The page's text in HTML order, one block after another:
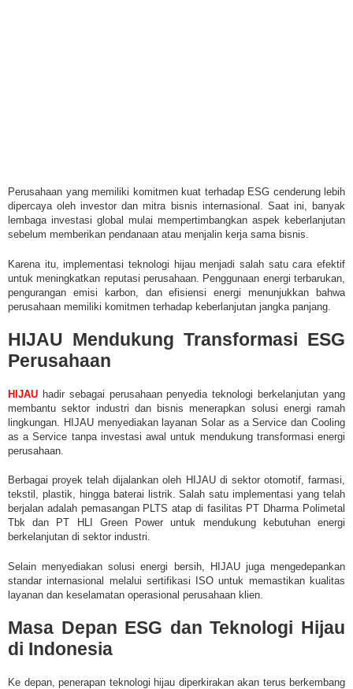
Perusahaan yang memiliki komitmen kuat terhadap ESG cenderung lebih
dipercaya oleh investor dan mitra bisnis internasional. Saat ini, banyak
lembaga investasi global mulai mempertimbangkan aspek keberlanjutan
sebelum memberikan pendanaan atau menjalin kerja sama bisnis.
Karena itu, implementasi teknologi hijau menjadi salah satu cara efektif
untuk meningkatkan reputasi perusahaan. Penggunaan energi terbarukan,
pengurangan emisi karbon, dan efisiensi energi menunjukkan bahwa
perusahaan memiliki komitmen terhadap keberlanjutan jangka panjang.
HIJAU Mendukung Transformasi ESG
Perusahaan
HIJAU hadir sebagai perusahaan penyedia teknologi berkelanjutan yang
membantu sektor industri dan bisnis menerapkan solusi energi ramah
lingkungan. HIJAU menyediakan layanan Solar as a Service dan Cooling
as a Service tanpa investasi awal untuk mendukung transformasi energi
perusahaan.
Berbagai proyek telah dijalankan oleh HIJAU di sektor otomotif, farmasi,
tekstil, plastik, hingga baterai listrik. Salah satu implementasi yang telah
berjalan adalah pemasangan PLTS atap di fasilitas PT Dharma Polimetal
Tbk dan PT HLI Green Power untuk mendukung kebutuhan energi
berkelanjutan di sektor industri.
Selain menyediakan solusi energi bersih, HIJAU juga mengedepankan
standar internasional melalui sertifikasi ISO untuk memastikan kualitas
layanan dan keselamatan operasional perusahaan klien.
Masa Depan ESG dan Teknologi Hijau
di Indonesia
Ke depan, penerapan teknologi hijau diperkirakan akan terus berkembang